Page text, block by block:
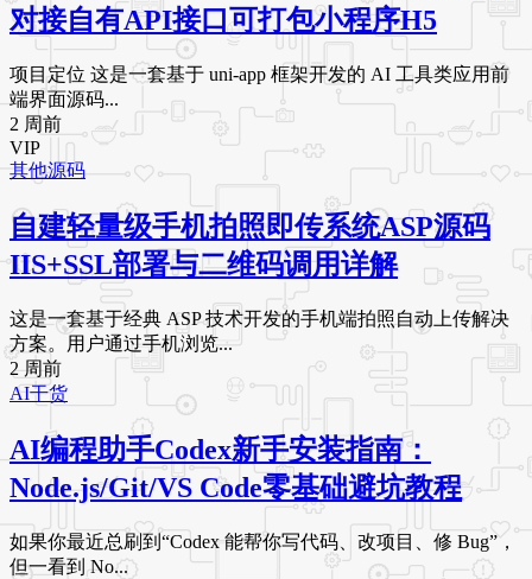
对接自有API接口可打包小程序H5
项目定位 这是一套基于 uni-app 框架开发的 AI 工具类应用前
端界面源码...
2 周前
VIP
其他源码
自建轻量级手机拍照即传系统ASP源码
IIS+SSL部署与二维码调用详解
这是一套基于经典 ASP 技术开发的手机端拍照自动上传解决
方案。用户通过手机浏览...
2 周前
AI干货
AI编程助手Codex新手安装指南：
Node.js/Git/VS Code零基础避坑教程
如果你最近总刷到“Codex 能帮你写代码、改项目、修 Bug”，
但一看到 No...